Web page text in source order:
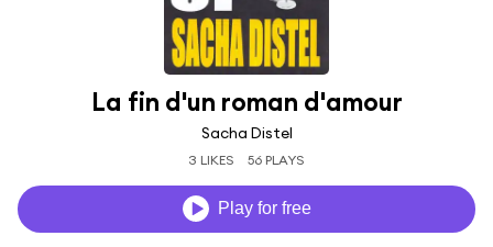
La fin d'un roman d'amour
Sacha Distel
3 LIKES 56 PLAYS
Play for free